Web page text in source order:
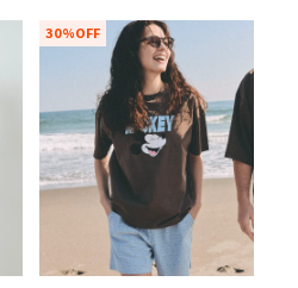
30%OFF